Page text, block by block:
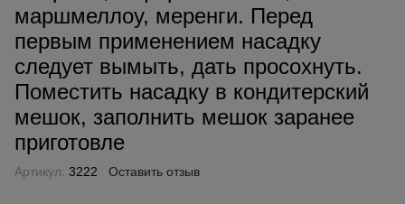
маршмеллоу, меренги. Перед
первым применением насадку
следует вымыть, дать просохнуть.
Поместить насадку в кондитерский
мешок, заполнить мешок заранее
приготовле
Артикул: 3222 Оставить отзыв